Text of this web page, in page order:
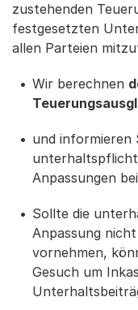
zustehenden
festgesetzten
allen Parteien
Wir berechnen
und informieren
Anpassungen
Sollte die
Anpassung
vornehmen,
Gesuch um